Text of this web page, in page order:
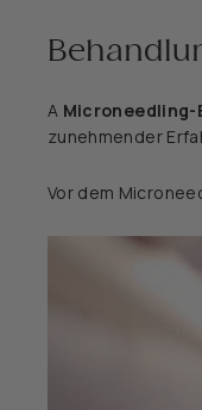
A Microneedling-
zunehmender
Vor dem